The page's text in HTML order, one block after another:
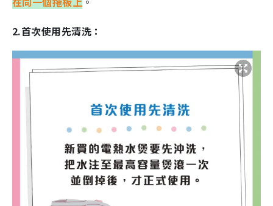
2.首次使用先清洗：